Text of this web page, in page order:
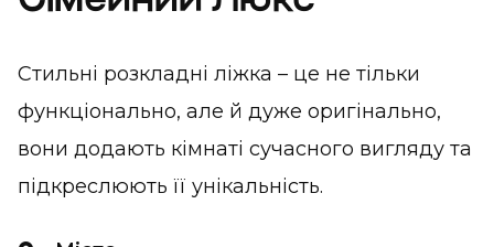
Стильні розкладні ліжка – це не тільки
функціонально, але й дуже оригінально,
вони додають кімнаті сучасного вигляду та
підкреслюють її унікальність.